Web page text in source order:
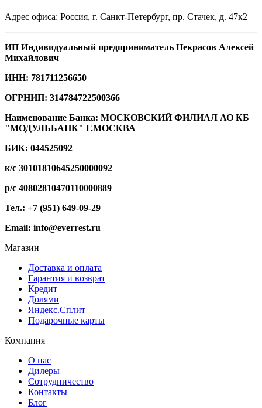
Адрес офиса: Россия, г. Санкт-Петербург, пр. Стачек, д. 47к2
ИП Индивидуальный предприниматель Некрасов Алексей
Михайлович
ИНН: 781711256650
ОГРНИП: 314784722500366
Наименование Банка: МОСКОВСКИЙ ФИЛИАЛ АО КБ
"МОДУЛЬБАНК" Г.МОСКВА
БИК: 044525092
к/с 30101810645250000092
р/с 40802810470110000889
Тел.: +7 (951) 649-09-29
Email: info@everrest.ru
Магазин
Доставка и оплата
Гарантия и возврат
Кредит
Долями
Яндекс.Сплит
Подарочные карты
Компания
О нас
Дилеры
Сотрудничество
Контакты
Блог